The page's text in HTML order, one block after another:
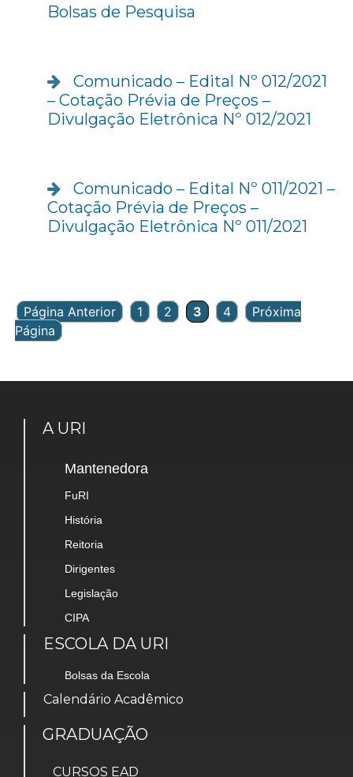
Bolsas de Pesquisa
Comunicado – Edital Nº 012/2021
– Cotação Prévia de Preços –
Divulgação Eletrônica Nº 012/2021
Comunicado – Edital Nº 011/2021 –
Cotação Prévia de Preços –
Divulgação Eletrônica Nº 011/2021
Página Anterior 1 2 3 4
Próxima
Página
A URI
Mantenedora
FuRI
História
Reitoria
Dirigentes
Legislação
CIPA
ESCOLA DA URI
Bolsas da Escola
Calendário Acadêmico
GRADUAÇÃO
CURSOS EAD